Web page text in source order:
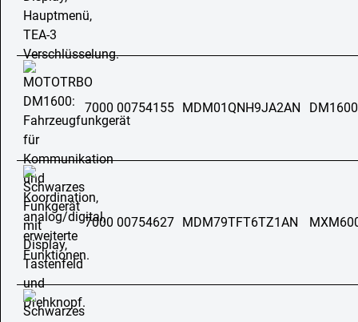
7000 00754155 MDM01QNH9JA2AN
7000 00754627 MDM79TFT6TZ1AN